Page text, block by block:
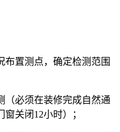
布置测点，确定检测范围
（必须在装修完成自然通
关闭12小时）；